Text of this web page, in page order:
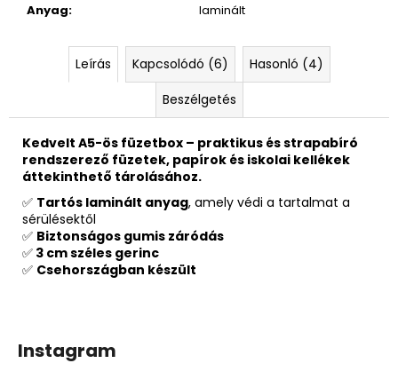
Anyag: laminált
Leírás Kapcsolódó (6)
Hasonló (4)
Beszélgetés
Kedvelt A5-ös füzetbox – praktikus és strapabíró
rendszerező füzetek, papírok és iskolai kellékek
áttekinthető tárolásához.
✅ Tartós laminált anyag, amely védi a tartalmat a
sérülésektől
✅ Biztonságos gumis záródás
✅ 3 cm széles gerinc
✅ Csehországban készült
Instagram